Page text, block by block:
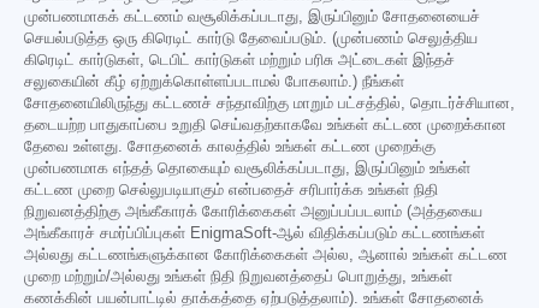
முன்பணமாகக் கட்டணம் வசூலிக்கப்படாது, இருப்பினும் சோதனையைச்
செயல்படுத்த ஒரு கிரெடிட் கார்டு தேவைப்படும். (முன்பணம் செலுத்திய
கிரெடிட் கார்டுகள், டெபிட் கார்டுகள் மற்றும் பரிசு அட்டைகள் இந்தச்
சலுகையின் கீழ் ஏற்றுக்கொள்ளப்படாமல் போகலாம்.) நீங்கள்
சோதனையிலிருந்து கட்டணச் சந்தாவிற்கு மாறும் பட்சத்தில், தொடர்ச்சியான,
தடையற்ற பாதுகாப்பை உறுதி செய்வதற்காகவே உங்கள் கட்டண முறைக்கான
தேவை உள்ளது. சோதனைக் காலத்தில் உங்கள் கட்டண முறைக்கு
முன்பணமாக எந்தத் தொகையும் வசூலிக்கப்படாது, இருப்பினும் உங்கள்
கட்டண முறை செல்லுபடியாகும் என்பதைச் சரிபார்க்க உங்கள் நிதி
நிறுவனத்திற்கு அங்கீகாரக் கோரிக்கைகள் அனுப்பப்படலாம் (அத்தகைய
அங்கீகாரச் சமர்ப்பிப்புகள் EnigmaSoft-ஆல் விதிக்கப்படும் கட்டணங்கள்
அல்லது கட்டணங்களுக்கான கோரிக்கைகள் அல்ல, ஆனால் உங்கள் கட்டண
முறை மற்றும்/அல்லது உங்கள் நிதி நிறுவனத்தைப் பொறுத்து, உங்கள்
கணக்கின் பயன்பாட்டில் தாக்கத்தை ஏற்படுத்தலாம்). உங்கள் சோதனைக்